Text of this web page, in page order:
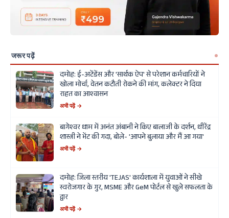
जरूर पढ़ें
दमोह: ई-अटेंडेंस और 'सार्थक ऐप' से परेशान कर्मचारियों ने
खोला मोर्चा, वेतन कटौती रोकने की मांग, कलेक्टर ने दिया
राहत का आश्वासन
अभी पढ़ें →
बागेश्वर धाम में अनंत अंबानी ने किए बालाजी के दर्शन, धीरेंद्र
शास्त्री ने भेंट की गदा, बोले- 'आपने बुलाया और मैं आ गया'
अभी पढ़ें →
दमोह: जिला स्तरीय 'TEJAS' कार्यशाला में युवाओं ने सीखे
स्वरोजगार के गुर, MSME और GeM पोर्टल से खुले सफलता के
द्वार
अभी पढ़ें →